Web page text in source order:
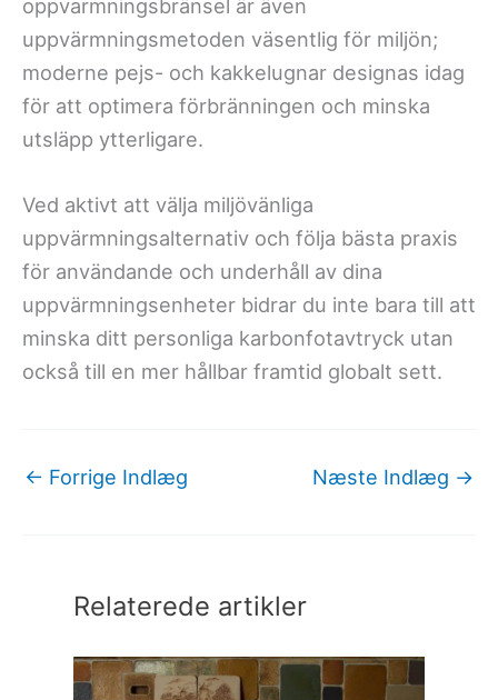
oppvarmningsbränsel är även
uppvärmningsmetoden väsentlig för miljön;
moderne pejs- och kakkelugnar designas idag
för att optimera förbränningen och minska
utsläpp ytterligare.
Ved aktivt att välja miljövänliga
uppvärmningsalternativ och följa bästa praxis
för användande och underhåll av dina
uppvärmningsenheter bidrar du inte bara till att
minska ditt personliga karbonfotavtryck utan
också till en mer hållbar framtid globalt sett.
← Forrige Indlæg Næste Indlæg →
Relaterede artikler